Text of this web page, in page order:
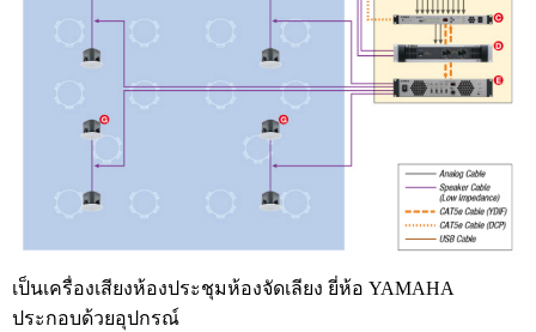
เป็นเครื่องเสียงห้องประชุมห้องจัดเลียง ยี่ห้อ YAMAHA
ประกอบด้วยอุปกรณ์